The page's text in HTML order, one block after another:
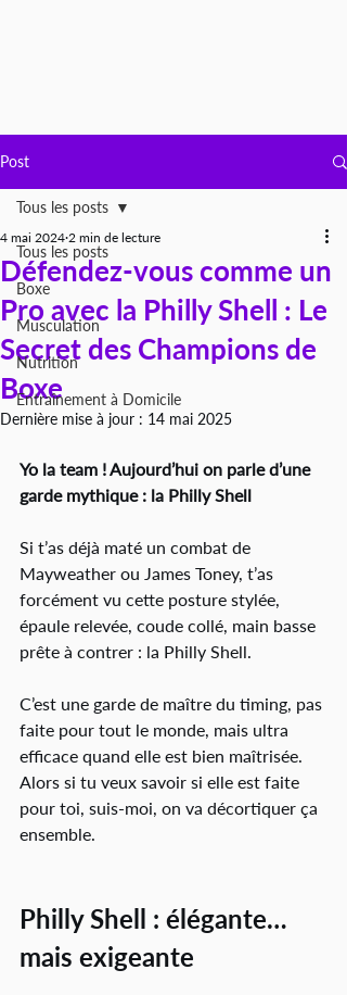
Post
Tous les posts
Boxe
Musculation
Nutrition
Entraînement à Domicile
Tous les posts
Défendez-vous comme un
Pro avec la Philly Shell : Le
Secret des Champions de
Boxe
4 mai 2024 2 min de lecture
Dernière mise à jour : 14 mai 2025
Yo la team ! Aujourd’hui on parle d’une
garde mythique : la Philly Shell
Si t’as déjà maté un combat de
Mayweather ou James Toney, t’as
forcément vu cette posture stylée,
épaule relevée, coude collé, main basse
prête à contrer : la Philly Shell.
C’est une garde de maître du timing, pas
faite pour tout le monde, mais ultra
efficace quand elle est bien maîtrisée.
Alors si tu veux savoir si elle est faite
pour toi, suis-moi, on va décortiquer ça
ensemble.
Philly Shell : élégante…
mais exigeante